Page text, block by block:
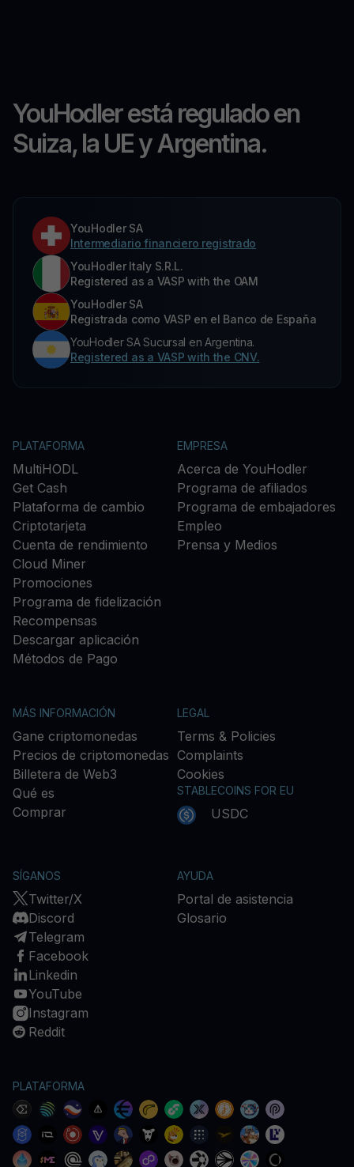
YouHodler está regulado en
Suiza, la UE y Argentina.
YouHodler SA
Intermediario financiero registrado
YouHodler Italy S.R.L.
Registered as a VASP with the OAM
YouHodler SA
Registrada como VASP en el Banco de España
YouHodler SA Sucursal en Argentina.
Registered as a VASP with the CNV.
PLATAFORMA
MultiHODL
Get Cash
Plataforma de cambio
Criptotarjeta
Cuenta de rendimiento
Cloud Miner
Promociones
Programa de fidelización
Recompensas
Descargar aplicación
Métodos de Pago
EMPRESA
Acerca de YouHodler
Programa de afiliados
Programa de embajadores
Empleo
Prensa y Medios
MÁS INFORMACIÓN
Gane criptomonedas
Precios de criptomonedas
Billetera de Web3
Qué es
Comprar
LEGAL
Terms & Policies
Complaints
Cookies
STABLECOINS FOR EU
USDC
SÍGANOS
Twitter/X
Discord
Telegram
Facebook
Linkedin
YouTube
Instagram
Reddit
AYUDA
Portal de asistencia
Glosario
PLATAFORMA